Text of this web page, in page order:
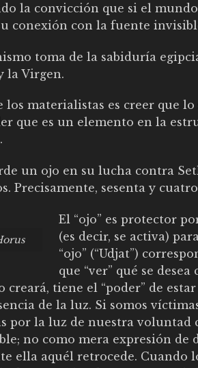
la convicción que si el
conexión con la fuente
toma de la sabiduría
la Virgen.
los materialistas es creer que
que es un elemento en la
un ojo en su lucha contra
Precisamente, sesenta y
El “ojo” es protector
(es decir, se activa)
“ojo” (“Udjat”)
que “ver” qué se
creará, tiene el “poder” de
de la luz. Si somos
por la luz de nuestra voluntad
no como mera expresión de
ella aquél retrocede. Cuando